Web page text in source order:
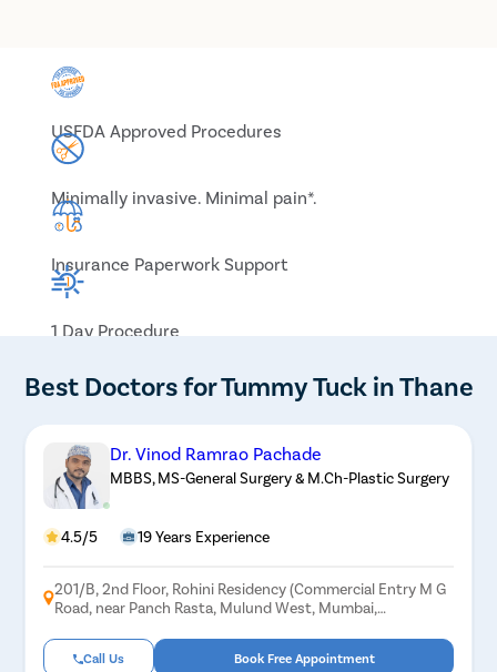
USFDA Approved Procedures
Minimally invasive. Minimal pain*.
Insurance Paperwork Support
1 Day Procedure
Best Doctors for Tummy Tuck in Thane
Dr. Vinod Ramrao Pachade
MBBS, MS-General Surgery & M.Ch-Plastic Surgery
4.5/5 19 Years Experience
201/B, 2nd Floor, Rohini Residency (Commercial Entry M G
Road, near Panch Rasta, Mulund West, Mumbai,
Call Us Book Free Appointment